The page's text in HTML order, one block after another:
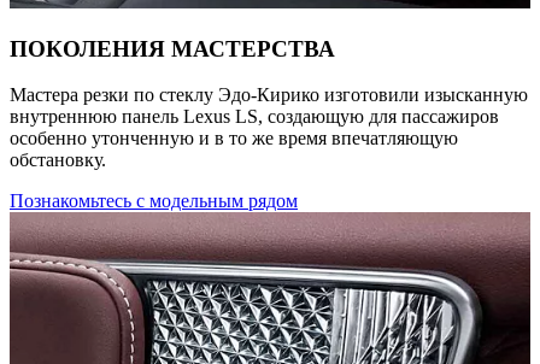
ПОКОЛЕНИЯ МАСТЕРСТВА
Мастера резки по стеклу Эдо-Кирико изготовили изысканную
внутреннюю панель Lexus LS, создающую для пассажиров
особенно утонченную и в то же время впечатляющую
обстановку.
Познакомьтесь с модельным рядом